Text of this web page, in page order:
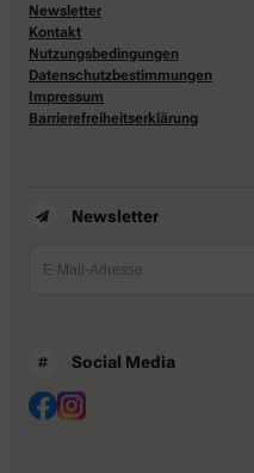
Newsletter
Kontakt
Nutzungsbedingungen
Datenschutzbestimmungen
Impressum
Barrierefreiheitserklärung
Newsletter
Social Media